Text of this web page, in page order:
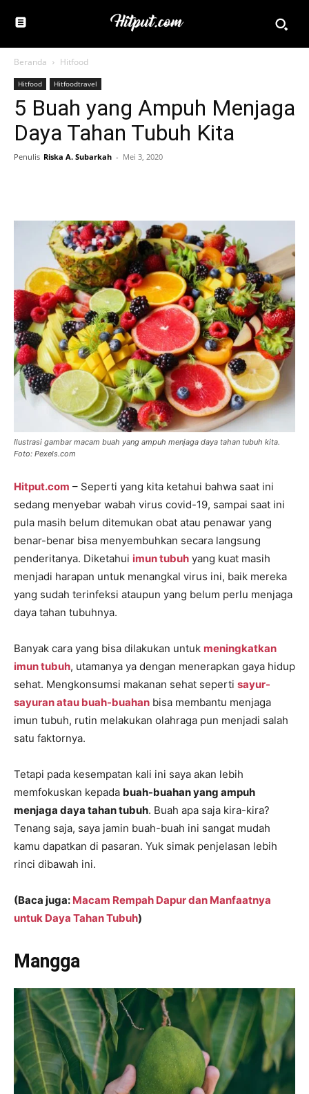
Beranda Hitfood
Hitfood Hitfoodtravel
5 Buah yang Ampuh Menjaga
Daya Tahan Tubuh Kita
Penulis Riska A. Subarkah - Mei 3, 2020
Ilustrasi gambar macam buah yang ampuh menjaga daya tahan tubuh kita.
Foto: Pexels.com
Hitput.com – Seperti yang kita ketahui bahwa saat ini
sedang menyebar wabah virus covid-19, sampai saat ini
pula masih belum ditemukan obat atau penawar yang
benar-benar bisa menyembuhkan secara langsung
penderitanya. Diketahui imun tubuh yang kuat masih
menjadi harapan untuk menangkal virus ini, baik mereka
yang sudah terinfeksi ataupun yang belum perlu menjaga
daya tahan tubuhnya.
Banyak cara yang bisa dilakukan untuk meningkatkan
imun tubuh, utamanya ya dengan menerapkan gaya hidup
sehat. Mengkonsumsi makanan sehat seperti sayur-
sayuran atau buah-buahan bisa membantu menjaga
imun tubuh, rutin melakukan olahraga pun menjadi salah
satu faktornya.
Tetapi pada kesempatan kali ini saya akan lebih
memfokuskan kepada buah-buahan yang ampuh
menjaga daya tahan tubuh. Buah apa saja kira-kira?
Tenang saja, saya jamin buah-buah ini sangat mudah
kamu dapatkan di pasaran. Yuk simak penjelasan lebih
rinci dibawah ini.
(Baca juga: Macam Rempah Dapur dan Manfaatnya
untuk Daya Tahan Tubuh)
Mangga